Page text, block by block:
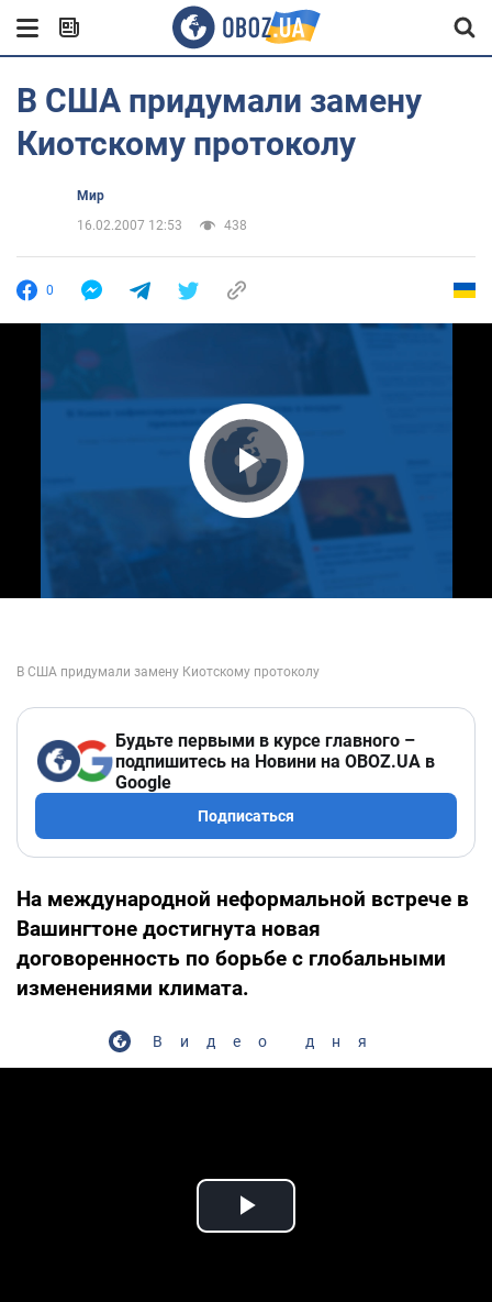
В США придумали замену
Киотскому протоколу
Мир
16.02.2007 12:53
438
0
Play Video
Будьте первыми в курсе главного –
подпишитесь на Новини на OBOZ.UA в
Google
Подписаться
На международной неформальной встрече в
Вашингтоне достигнута новая
договоренность по борьбе с глобальными
изменениями климата.
Видео дня
Play Video